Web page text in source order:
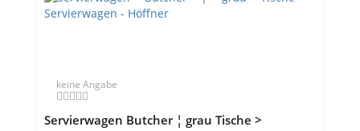
keine Angabe
Servierwagen Butcher ¦ grau Tische >